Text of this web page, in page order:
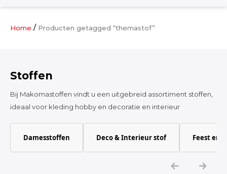
Damesstoffen
Katoen
Home / Producten getagged “themastof”
Stoffen
Bij Makomastoffen vindt u een uitgebreid assortiment stoffen,
ideaal voor kleding hobby en decoratie en interieur
Damesstoffen Deco & Interieur stof Feest en